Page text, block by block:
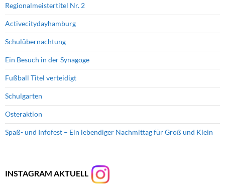
Regionalmeistertitel Nr. 2
Activecitydayhamburg
Schulübernachtung
Ein Besuch in der Synagoge
Fußball Titel verteidigt
Schulgarten
Osteraktion
Spaß- und Infofest – Ein lebendiger Nachmittag für Groß und Klein
INSTAGRAM AKTUELL